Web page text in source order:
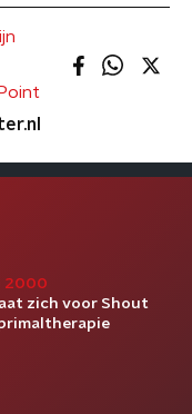
2000
zich voor Shout